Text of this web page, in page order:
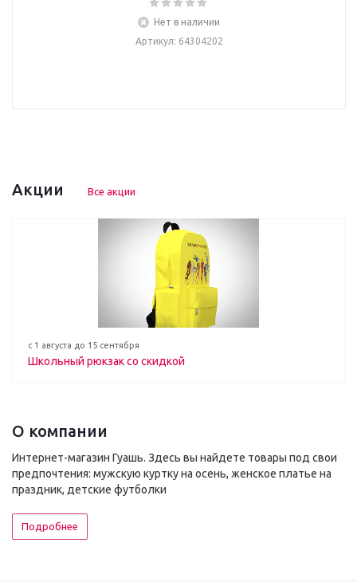
Нет в наличии
Артикул: 64304202
Акции Все акции
с 1 августа до 15 сентября
Школьный рюкзак со скидкой
О компании
Интернет-магазин Гуашь. Здесь вы найдете товары под свои
предпочтения: мужскую куртку на осень, женское платье на
праздник, детские футболки
Подробнее